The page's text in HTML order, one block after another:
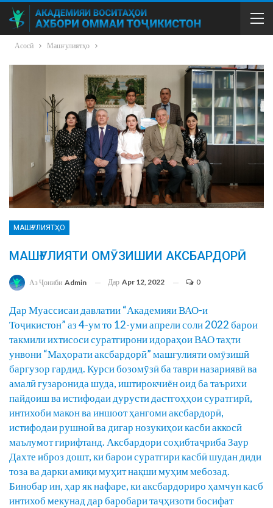
Асосӣ Машғулиятҳо
МАШҒУЛИЯТҲО
МАШҒУЛИЯТИ ОМӮЗИШИИ АКСБАРДОРӢ
Аз Ҷониби Admin Дар Apr 12, 2022 0
Дар Муассисаи давлатии “Академияи ВАО-и
Тоҷикистон” аз 4-ум то 12-уми апрели соли 2022 барои
такмили ихтисоси суратгирони идораҳои ВАО таҳти
унвони “Маҳорати аксбардорӣ” машғулияти омӯзишӣ
баргузор гардид. Курси бозомӯзӣ ба таври назариявӣ ва
амалӣ гузаронида шуда, иштирокчиён оид ба таърихи
пайдоиш ва истифодаи дурусти дастгоҳҳои суратгирӣ,
интихоби макон ва иншоот ҳангоми аксбардорӣ,
истифодаи рушноӣ ва дигар нозукиҳои касби аккосӣ
маълумот гирифтанд. Аксбардори соҳибтаҷриба Заур
Дахте иброз дошт, ки барои суратгири касбӣ шудан диди
тоза ва дарки амиқи муҳит нақши муҳим мебозад.
Бинобар ин, ҳар як нафаре, ки аксбардориро ҳамчун касб
интихоб мекунад дар баробари таҷҳизоти босифат